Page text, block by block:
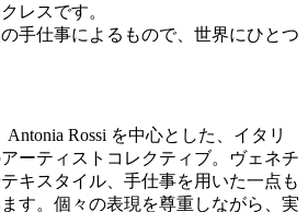
レスです。
手仕事によるもので、世界にひとつ
Antonia Rossi を中心とした、イタリ
ーティストコレクティブ。ヴェネチ
キスタイル、手仕事を用いた一点も
す。個々の表現を尊重しながら、実